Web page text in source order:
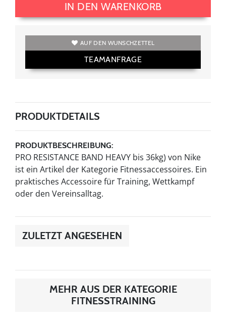
IN DEN WARENKORB
AUF DEN WUNSCHZETTEL
TEAMANFRAGE
PRODUKTDETAILS
PRODUKTBESCHREIBUNG:
PRO RESISTANCE BAND HEAVY bis 36kg) von Nike
ist ein Artikel der Kategorie Fitnessaccessoires. Ein
praktisches Accessoire für Training, Wettkampf
oder den Vereinsalltag.
ZULETZT ANGESEHEN
MEHR AUS DER KATEGORIE
FITNESSTRAINING